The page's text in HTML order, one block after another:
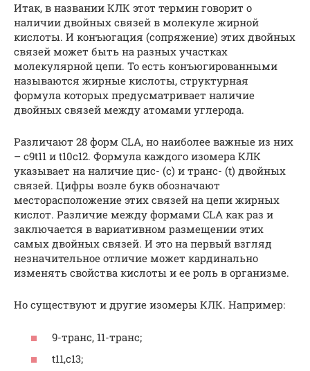
Итак, в названии КЛК этот термин говорит о
наличии двойных связей в молекуле жирной
кислоты. И конъюгация (сопряжение) этих двойных
связей может быть на разных участках
молекулярной цепи. То есть конъюгированными
называются жирные кислоты, структурная
формула которых предусматривает наличие
двойных связей между атомами углерода.
Различают 28 форм CLA, но наиболее важные из них
– c9t11 и t10c12. Формула каждого изомера КЛК
указывает на наличие цис- (c) и транс- (t) двойных
связей. Цифры возле букв обозначают
месторасположение этих связей на цепи жирных
кислот. Различие между формами CLA как раз и
заключается в вариативном размещении этих
самых двойных связей. И это на первый взгляд
незначительное отличие может кардинально
изменять свойства кислоты и ее роль в организме.
Но существуют и другие изомеры КЛК. Например:
9-транс, 11-транс;
t11,c13;